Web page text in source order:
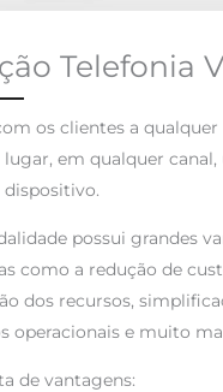
Telefonia
os clientes a qualquer
em qualquer canal,
possui grandes
como a redução de
dos recursos,
operacionais e muito
de vantagens: